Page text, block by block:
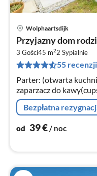
Wolphaartsdijk
Przyjazny dom
3 Gości45 m22 Sypialnie
55 recenzji
Parter: (otwarta
zaparzacz do
mikrofalowa,
zamrażarka)
Bezpłatna
od 39€/ noc